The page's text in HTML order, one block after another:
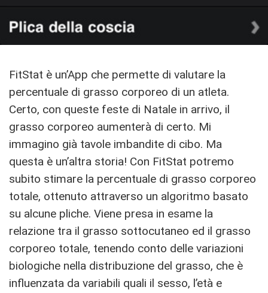
FitStat è un’App che permette di valutare la
percentuale di grasso corporeo di un atleta.
Certo, con queste feste di Natale in arrivo, il
grasso corporeo aumenterà di certo. Mi
immagino già tavole imbandite di cibo. Ma
questa è un’altra storia! Con FitStat potremo
subito stimare la percentuale di grasso corporeo
totale, ottenuto attraverso un algoritmo basato
su alcune pliche. Viene presa in esame la
relazione tra il grasso sottocutaneo ed il grasso
corporeo totale, tenendo conto delle variazioni
biologiche nella distribuzione del grasso, che è
influenzata da variabili quali il sesso, l’età e